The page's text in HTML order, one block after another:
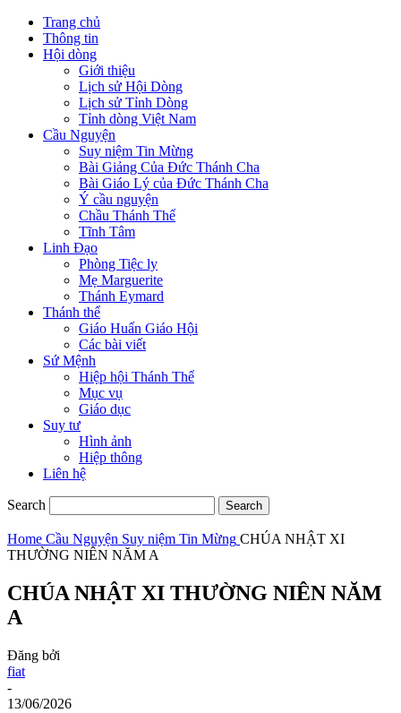
Trang chủ
Thông tin
Hội dòng
Giới thiệu
Lịch sử Hội Dòng
Lịch sử Tỉnh Dòng
Tỉnh dòng Việt Nam
Cầu Nguyện
Suy niệm Tin Mừng
Bài Giảng Của Đức Thánh Cha
Bài Giáo Lý của Đức Thánh Cha
Ý cầu nguyện
Chầu Thánh Thể
Tĩnh Tâm
Linh Đạo
Phòng Tiệc ly
Mẹ Marguerite
Thánh Eymard
Thánh thể
Giáo Huấn Giáo Hội
Các bài viết
Sứ Mệnh
Hiệp hội Thánh Thể
Mục vụ
Giáo dục
Suy tư
Hình ảnh
Hiệp thông
Liên hệ
Search
Home Cầu Nguyện Suy niệm Tin Mừng CHÚA NHẬT XI
THƯỜNG NIÊN NĂM A
CHÚA NHẬT XI THƯỜNG NIÊN NĂM
A
Đăng bởi
fiat
-
13/06/2026